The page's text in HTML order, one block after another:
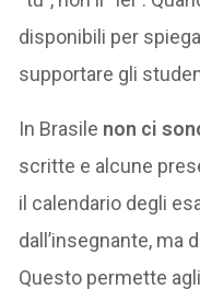
disponibili per
supportare gli
In Brasile non ci
scritte e alcune
il calendario degli
dall’insegnante, ma
Questo permette